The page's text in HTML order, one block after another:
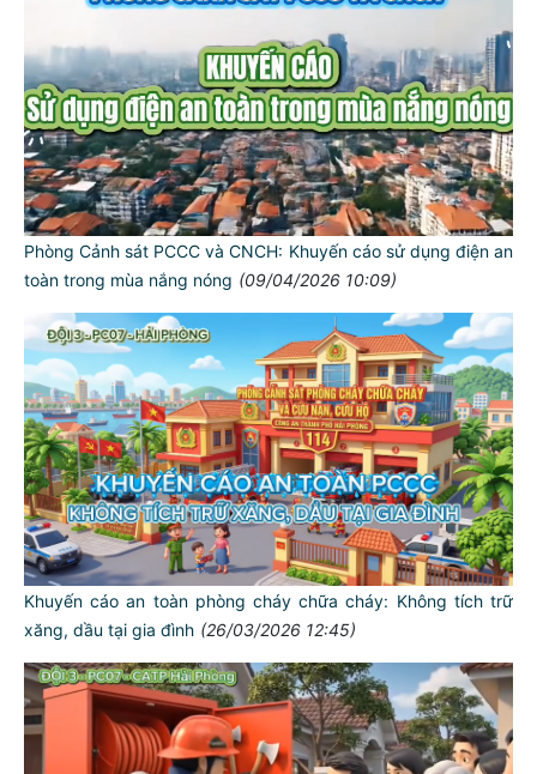
Phòng Cảnh sát PCCC và CNCH: Khuyến cáo sử dụng điện an
toàn trong mùa nắng nóng (09/04/2026 10:09)
Khuyến cáo an toàn phòng cháy chữa cháy: Không tích trữ
xăng, dầu tại gia đình (26/03/2026 12:45)